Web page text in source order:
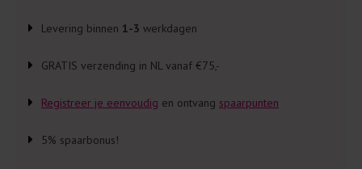
Levering binnen 1-3 werkdagen
GRATIS verzending in NL vanaf €75,-
Registreer je eenvoudig en ontvang spaarpunten
5% spaarbonus!